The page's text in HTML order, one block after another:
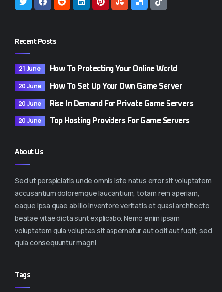
Recent Posts
21 June How To Protecting Your Online World
20 June How To Set Up Your Own Game Server
20 June Rise In Demand For Private Game Servers
20 June Top Hosting Providers For Game Servers
About Us
Sed ut perspiciatis unde omnis iste natus error sit voluptatem
accusantium doloremque laudantium, totam rem aperiam,
eaque ipsa quae ab illo inventore veritatis et quasi architecto
beatae vitae dicta sunt explicabo. Nemo enim ipsam
voluptatem quia voluptas sit aspernatur aut odit aut fugit, sed
quia consequuntur magni
Tags